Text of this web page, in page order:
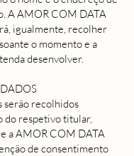
A AMOR COM DATA
igualmente, recolher
o momento e a
desenvolver.
serão recolhidos
do respetivo titular,
a AMOR COM DATA
de consentimento